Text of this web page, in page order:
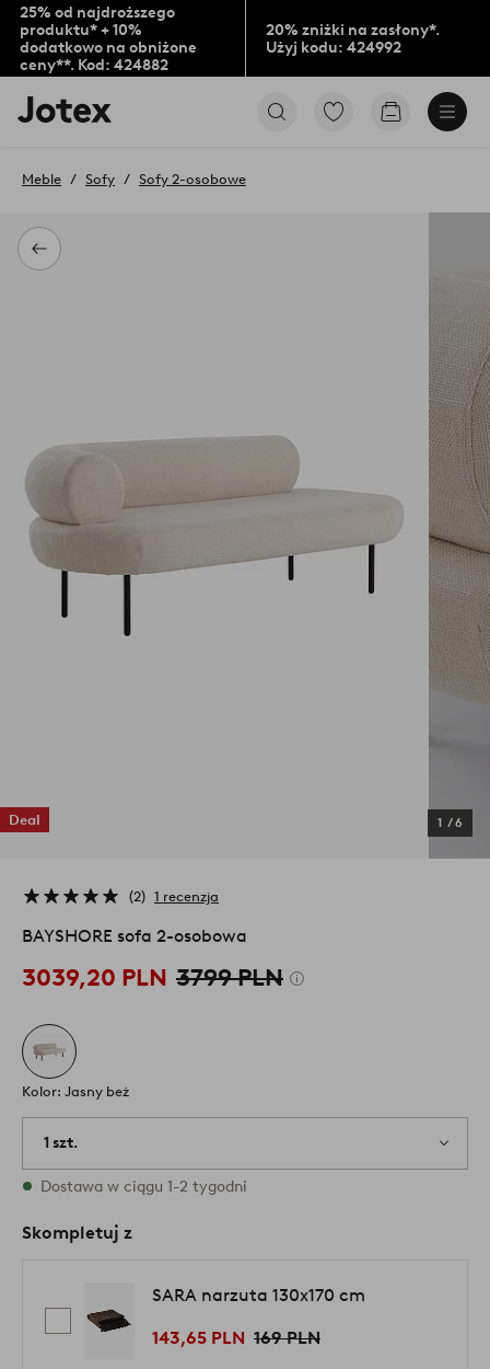
25% od najdroższego
produktu* + 10%
dodatkowo na obniżone
ceny**. Kod: 424882
20% zniżki na zasłony*.
Użyj kodu: 424992
Logo
Jotex
na
stronę
PrzejdźPrzejdź
Powrót
Meble Sofy Sofy 2-osobowe
Deal 1 /6
2 1 recenzja
BAYSHORE sofa 2-osobowa
3039,20 PLN 3799 PLN
Kolor: Jasny beż
1 szt.
W magazynie
Dostawa w ciągu 1-2 tygodni
Skompletuj z
SARA narzuta 130x170 cm
143,65 PLN 169 PLN